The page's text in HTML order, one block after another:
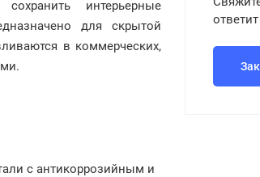
интерьерные
для скрытой
в коммерческих,
с антикоррозийным и